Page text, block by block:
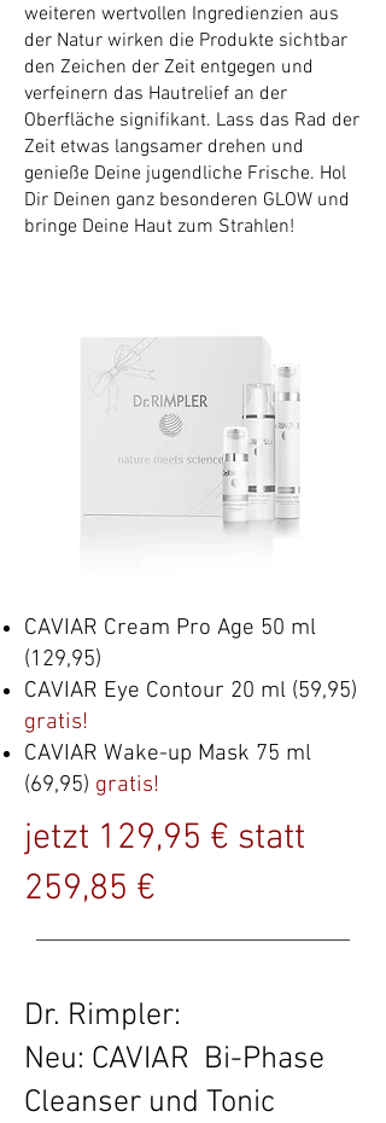
weiteren wertvollen Ingredienzien aus
der Natur wirken die Produkte sichtbar
den Zeichen der Zeit entgegen und
verfeinern das Hautrelief an der
Oberfläche signifikant. Lass das Rad der
Zeit etwas langsamer drehen und
genieße Deine jugendliche Frische. Hol
Dir Deinen ganz besonderen GLOW und
bringe Deine Haut zum Strahlen!
CAVIAR Cream Pro Age 50 ml
(129,95)
CAVIAR Eye Contour 20 ml (59,95)
gratis!
CAVIAR Wake-up Mask 75 ml
(69,95) gratis!
jetzt 129,95 € statt
259,85 €
Dr. Rimpler:
Neu: CAVIAR Bi-Phase
Cleanser und Tonic